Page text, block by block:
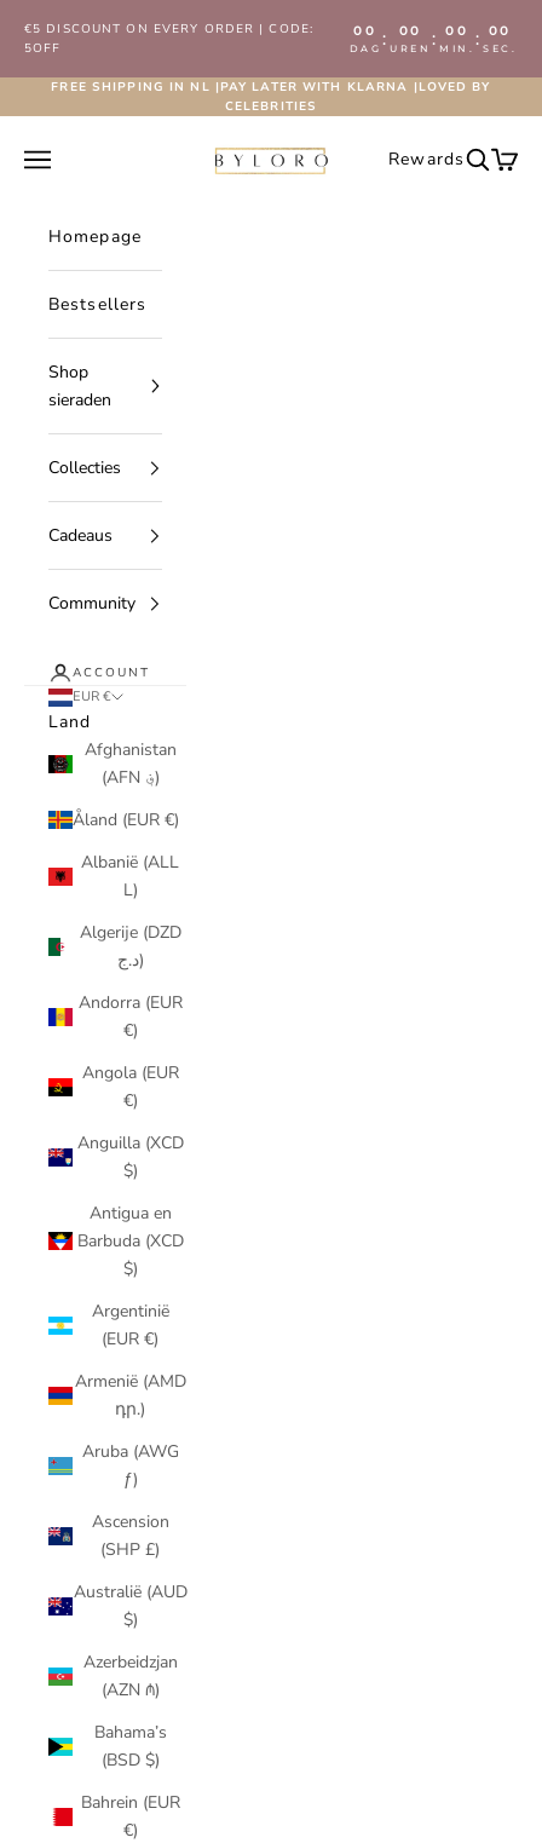
€5 DISCOUNT ON EVERY ORDER | CODE:
5OFF
00
DAG : 00
UREN : 00
MIN. : 00
SEC.
FREE SHIPPING IN NL |PAY LATER WITH KLARNA |LOVED BY
CELEBRITIES
Byloro.com
Navigatiemenu openen RewardsZoeken
Homepage
Bestsellers
Shop
sieraden
Collecties
Cadeaus
Community
ACCOUNT
EUR €
Land
Afghanistan
(AFN ؋)
Åland (EUR €)
Albanië (ALL
L)
Algerije (DZD
د.ج)
Andorra (EUR
€)
Angola (EUR
€)
Anguilla (XCD
$)
Antigua en
Barbuda (XCD
$)
Argentinië
(EUR €)
Armenië (AMD
դր.)
Aruba (AWG
ƒ)
Ascension
(SHP £)
Australië (AUD
$)
Azerbeidzjan
(AZN ₼)
Bahama’s
(BSD $)
Bahrein (EUR
€)